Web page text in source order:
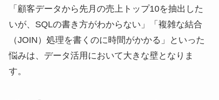
「顧客データから先月の売上トップ10を抽出した
いが、SQLの書き方がわからない」「複雑な結合
（JOIN）処理を書くのに時間がかかる」といった
悩みは、データ活用において大きな壁となりま
す。